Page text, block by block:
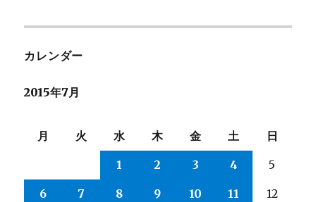
カレンダー
2015年7月
月 火 水 木 金 土 日
1 2 3 4 5
6 7 8 9 10 11 12